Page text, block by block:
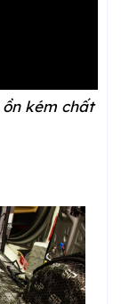
kém chất